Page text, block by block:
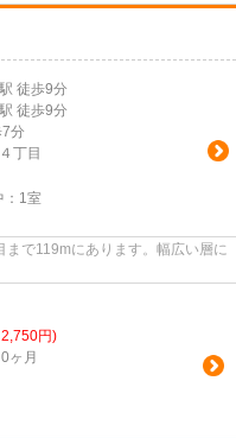
駅 徒歩9分
駅 徒歩9分
7分
４丁目
1室
で119mにあります。幅広い層に
円)
ヶ月